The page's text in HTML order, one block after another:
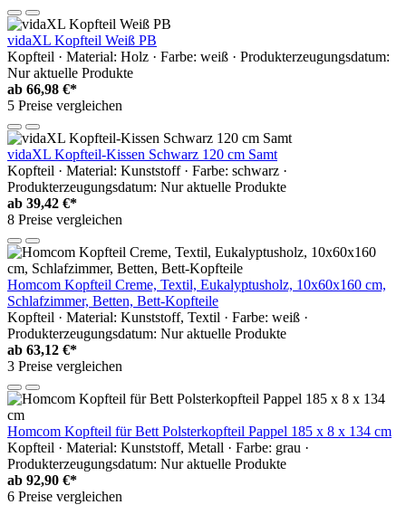
vidaXL Kopfteil Weiß PB
Kopfteil · Material: Holz · Farbe: weiß · Produkterzeugungsdatum:
Nur aktuelle Produkte
ab 66,98 €*
5 Preise vergleichen
vidaXL Kopfteil-Kissen Schwarz 120 cm Samt
Kopfteil · Material: Kunststoff · Farbe: schwarz ·
Produkterzeugungsdatum: Nur aktuelle Produkte
ab 39,42 €*
8 Preise vergleichen
Homcom Kopfteil Creme, Textil, Eukalyptusholz, 10x60x160 cm,
Schlafzimmer, Betten, Bett-Kopfteile
Kopfteil · Material: Kunststoff, Textil · Farbe: weiß ·
Produkterzeugungsdatum: Nur aktuelle Produkte
ab 63,12 €*
3 Preise vergleichen
Homcom Kopfteil für Bett Polsterkopfteil Pappel 185 x 8 x 134 cm
Kopfteil · Material: Kunststoff, Metall · Farbe: grau ·
Produkterzeugungsdatum: Nur aktuelle Produkte
ab 92,90 €*
6 Preise vergleichen